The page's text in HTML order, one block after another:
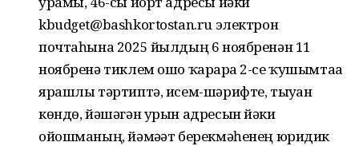
kbudget@bashkortostan.ru электрон
почтаһына 2025 йылдың 6 ноябренән 11
ноябренә тиклем ошо ҡарарға 2-се ҡушымтаға
ярашлы тәртиптә, исем-шәрифте, тыуған
көндө, йәшәгән урын адресын йәки
ойошманың, йәмәғәт берекмәһенең юридик